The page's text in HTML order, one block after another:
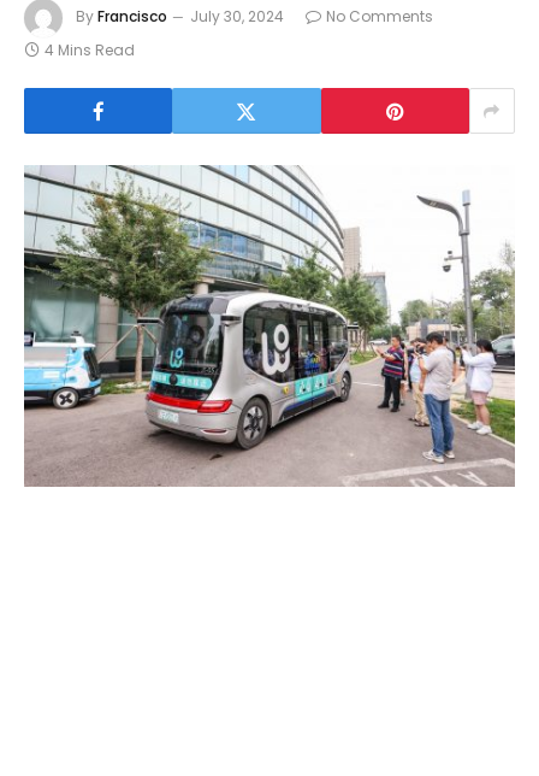
ByFrancisco July 30, 2024
No Comments
4 Mins Read